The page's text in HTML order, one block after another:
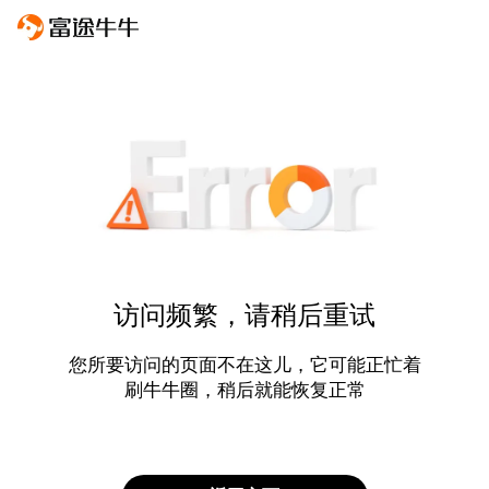
访问频繁，请稍后重试
您所要访问的页面不在这儿，它可能正忙着
刷牛牛圈，稍后就能恢复正常